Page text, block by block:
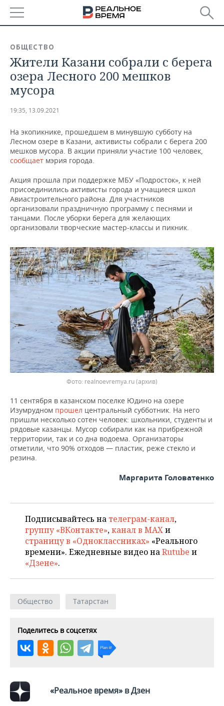
БАШКОРТОСТАН
ТАТАРСТАН
НОВОСТИ
АНАЛИТИКА
ДЕКЛАРАЦИИ О ДОХОДАХ
КОРОЛИ ГОСЗАКАЗА ПФО
КОМУ ПРИНАДЛЕЖАТ
ТОРГОВЫЕ ЦЕНТРЫ
ТАТАРСТАНА
НОВОСТИ ЭКОНОМИКИ
ФИНАНСЫ
БЮДЖЕТ
ИНВЕСТИЦИИ
ПРОМЫШЛЕННОСТЬ
НОВОСТИ
ПРОМЫШЛЕННОСТИ
АГРОПРОМ
МАШИНОСТРОЕНИЕ
НЕФТЕХИМИЯ
НЕФТЬ
ОПК
ЭНЕРГЕТИКА
НЕДВИЖИМОСТЬ
НОВОСТИ АВТО
БИЗНЕС
НОВОСТИ БИЗНЕСА
ТРАНСПОРТ
УСЛУГИ
ТЕХНОЛОГИИ
IT
МЕДИА
ТЕЛЕКОММУНИКАЦИИ
НОВОСТИ МЕРОПРИЯТИЙ
ВЫЕЗДНАЯ РЕДАКЦИЯ
БИЗНЕС-БРАНЧИ
ONLINE-КОНФЕРЕНЦИИ
ОТКРЫТАЯ ЛЕКЦИЯ
СПОРТ
НОВОСТИ СПОРТА
ФУТБОЛ
ХОККЕЙ
БАСКЕТБОЛ
КИБЕРСПОРТ
ФИГУРНОЕ КАТАНИЕ
ВОДНЫЕ ВИДЫ СПОРТА
ОБЩЕСТВО
НОВОСТИ ОБЩЕСТВА
ВЛАСТЬ
ИНФРАСТРУКТУРА
КУЛЬТУРА
МЕДИЦИНА
ОБРАЗОВАНИЕ
ФОТОГАЛЕРЕЯ
СЮЖЕТЫ
СПРАВОЧНИК
СПИСОК ПЕРСОН
СПИСОК КОМПАНИЙ
ПОЛНАЯ ВЕРСИЯ
ОБЩЕСТВО
Жители Казани собрали с берега
озера Лесного 200 мешков
мусора
19:35, 13.09.2021
На экопикнике, прошедшем в минувшую субботу на
Лесном озере в Казани, активисты собрали с берега 200
мешков мусора. В акции приняли участие 100 человек,
сообщает мэрия города.
Акция прошла при поддержке МБУ «Подросток», к ней
присоединились активисты города и учащиеся школ
Авиастроительного района. Для участников
организовали праздничную программу с песнями и
танцами. После уборки берега для желающих
организовали творческие мастер-классы и пикник.
Фото: realnoevremya.ru (архив)
11 сентября в казанском поселке Юдино на озере
Изумрудном прошел центральный субботник. На него
пришли несколько сотен человек: школьники, студенты и
рядовые казанцы. Мусор собирали как на прибрежной
территории, так и со дна водоема. Организаторы
отметили, что 90% отходов — пластик, реже стекло и
резина.
Маргарита Головатенко
Подписывайтесь на телеграм-канал,
группу «ВКонтакте»,канал в MAXи
страницу в «Одноклассниках» «Реального
времени». Ежедневные видео наRutube и
«Дзене».
Общество Татарстан
Поделитесь в соцсетях
«Реальное время» в Дзен